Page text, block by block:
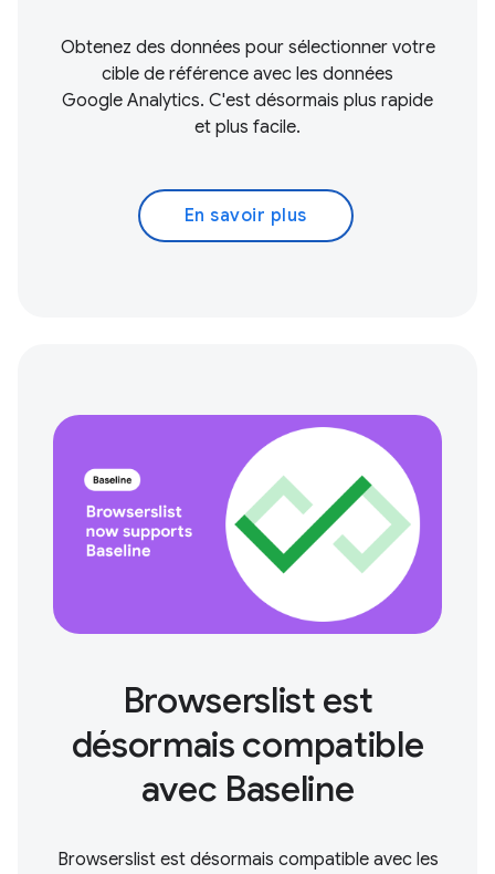
Obtenez des données pour sélectionner votre
cible de référence avec les données
Google Analytics. C'est désormais plus rapide
et plus facile.
En savoir plus
Browserslist est
désormais compatible
avec Baseline
Browserslist est désormais compatible avec les